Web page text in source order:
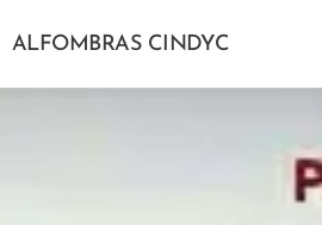
ALFOMBRAS CINDYC